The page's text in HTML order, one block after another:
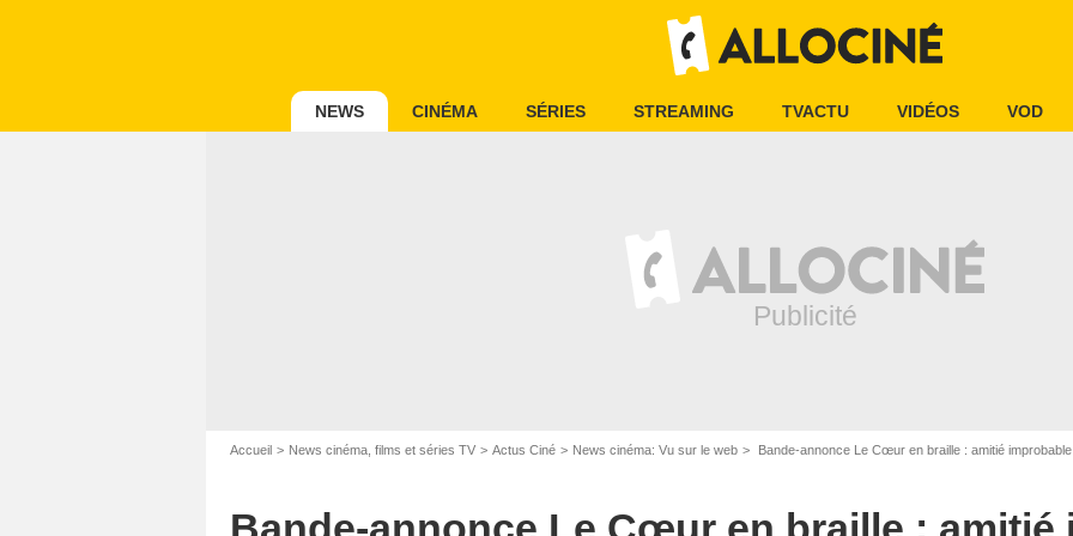
NEWS CINÉMA SÉRIES STREAMING TVACTU VIDÉOS VOD
Accueil News cinéma, films et séries TV Actus Ciné News cinéma: Vu sur le web Bande-annonce Le Cœur en braille : amitié improbable